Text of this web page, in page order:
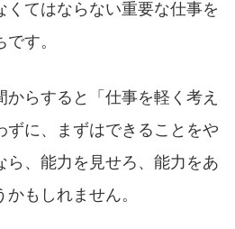
くてはならない重要な仕事を
す。
らすると「仕事を軽く考え
ずに、まずはできることをや
ら、能力を見せろ、能力をあ
もしれません。